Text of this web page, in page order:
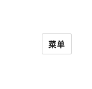
菜单